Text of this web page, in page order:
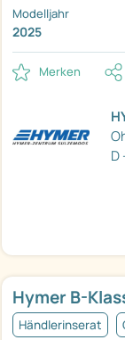
Modelljahr
2025
Merken
D
Hymer B-
Händlerinserat